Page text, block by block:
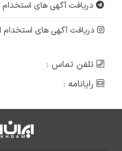
دریافت آگهی های استخدام
دریافت آگهی های استخدام
تلفن تماس :
رایانامه :